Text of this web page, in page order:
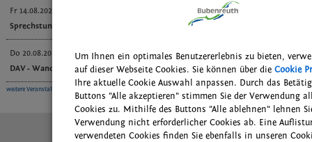
Fr 14.08.2026 | 16:00
Sprechstunde Energie & Klima
Do 20.08.2026 | 09:00
DAV - Wanderung AM-Nord und die Sektion...mehr
weitere Veranstaltungen ...
Kontakt
Um Ihnen ein optimales Benutzererlebnis zu bieten,
auf dieser Webseite Cookies. Sie können über die Cookie
Ihre aktuelle Cookie Auswahl anpassen. Durch das
Buttons "Alle akzeptieren" stimmen Sie der Verwendung
Cookies zu. Mithilfe des Buttons "Alle ablehnen" lehnen
Verwendung nicht erforderlicher Cookies ab. Eine
verwendeten Cookies finden Sie ebenfalls in unseren